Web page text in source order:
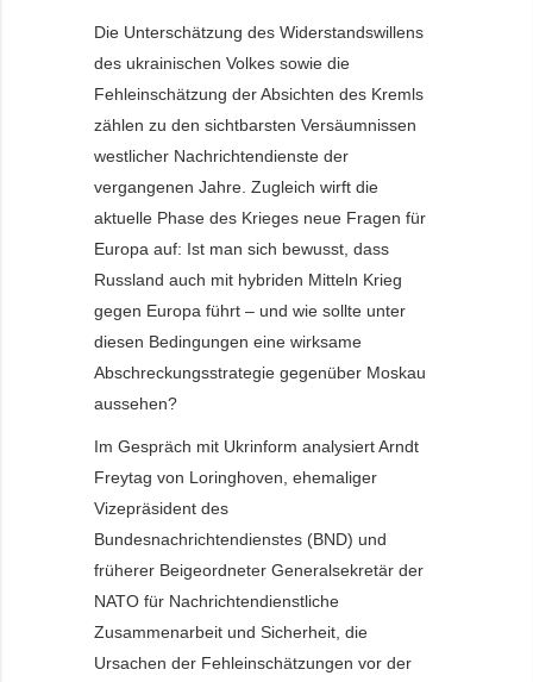
Die Unterschätzung des Widerstandswillens
des ukrainischen Volkes sowie die
Fehleinschätzung der Absichten des Kremls
zählen zu den sichtbarsten Versäumnissen
westlicher Nachrichtendienste der
vergangenen Jahre. Zugleich wirft die
aktuelle Phase des Krieges neue Fragen für
Europa auf: Ist man sich bewusst, dass
Russland auch mit hybriden Mitteln Krieg
gegen Europa führt – und wie sollte unter
diesen Bedingungen eine wirksame
Abschreckungsstrategie gegenüber Moskau
aussehen?
Im Gespräch mit Ukrinform analysiert Arndt
Freytag von Loringhoven, ehemaliger
Vizepräsident des
Bundesnachrichtendienstes (BND) und
früherer Beigeordneter Generalsekretär der
NATO für Nachrichtendienstliche
Zusammenarbeit und Sicherheit, die
Ursachen der Fehleinschätzungen vor der